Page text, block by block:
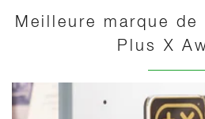
Meilleure marque
Plus X